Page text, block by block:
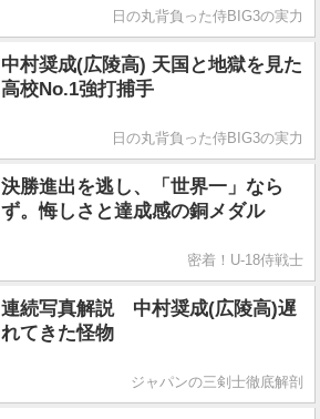
日の丸背負った侍BIG3の実力
中村奨成(広陵高) 天国と地獄を見た
高校No.1強打捕手
日の丸背負った侍BIG3の実力
決勝進出を逃し、「世界一」なら
ず。悔しさと達成感の銅メダル
密着！U-18侍戦士
連続写真解説 中村奨成(広陵高)遅
れてきた怪物
ジャパンの三剣士徹底解剖